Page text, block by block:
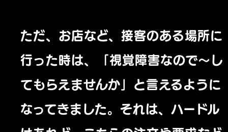
ただ、お店など、接客のある場所に
行った時は、「視覚障害なので〜し
てもらえませんか」と言えるように
なってきました。それは、ハードル